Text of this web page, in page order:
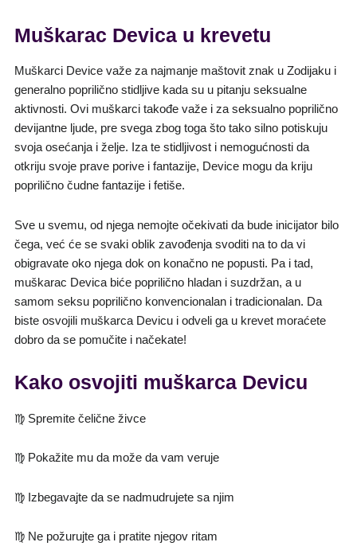
Muškarac Devica u krevetu
Muškarci Device važe za najmanje maštovit znak u Zodijaku i
generalno poprilično stidljive kada su u pitanju seksualne
aktivnosti. Ovi muškarci takođe važe i za seksualno poprilično
devijantne ljude, pre svega zbog toga što tako silno potiskuju
svoja osećanja i želje. Iza te stidljivost i nemogućnosti da
otkriju svoje prave porive i fantazije, Device mogu da kriju
poprilično čudne fantazije i fetiše.
Sve u svemu, od njega nemojte očekivati da bude inicijator bilo
čega, već će se svaki oblik zavođenja svoditi na to da vi
obigravate oko njega dok on konačno ne popusti. Pa i tad,
muškarac Devica biće poprilično hladan i suzdržan, a u
samom seksu poprilično konvencionalan i tradicionalan. Da
biste osvojili muškarca Devicu i odveli ga u krevet moraćete
dobro da se pomučite i načekate!
Kako osvojiti muškarca Devicu
♍ Spremite čelične živce
♍ Pokažite mu da može da vam veruje
♍ Izbegavajte da se nadmudrujete sa njim
♍ Ne požurujte ga i pratite njegov ritam